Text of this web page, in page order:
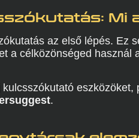
Mi
az első lépés. Ez
a célközönséged használ
kulcsszókutató eszközöket,
.